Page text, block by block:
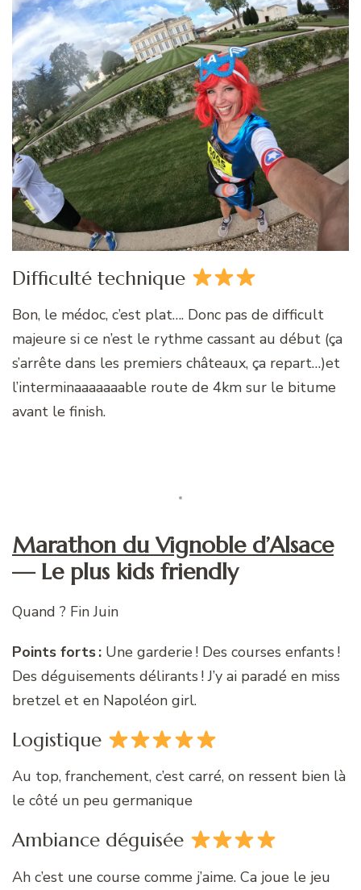
Difficulté technique
Bon, le médoc, c’est plat…. Donc pas de difficult
majeure si ce n’est le rythme cassant au début (ça
s’arrête dans les premiers châteaux, ça repart…)et
l’interminaaaaaaable route de 4km sur le bitume
avant le finish.
Marathon du Vignoble d’Alsace
— Le plus kids friendly
Quand ? Fin Juin
Points forts : Une garderie ! Des courses enfants !
Des déguisements délirants ! J’y ai paradé en miss
bretzel et en Napoléon girl.
Logistique
Au top, franchement, c’est carré, on ressent bien là
le côté un peu germanique
Ambiance déguisée
Ah c’est une course comme j’aime. Ca joue le jeu